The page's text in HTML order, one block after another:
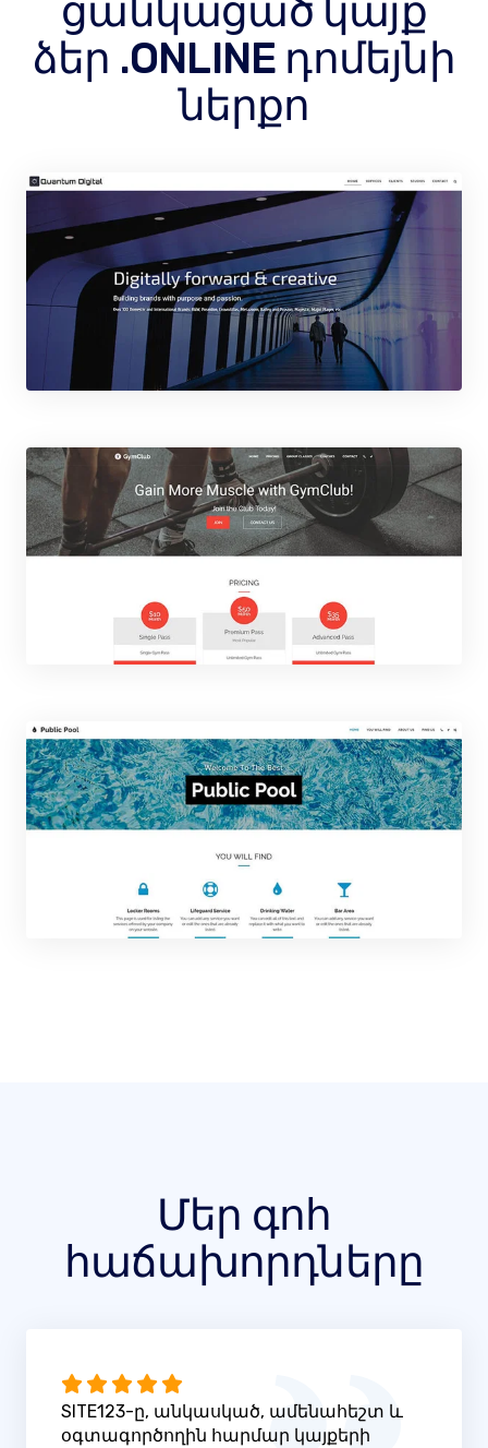
ցանկացած կայք
ձեր .ONLINE դոմեյնի
ներքո
Մեր գոհ
հաճախորդները
SITE123-ը, անկասկած, ամենահեշտ և
օգտագործողին հարմար կայքերի